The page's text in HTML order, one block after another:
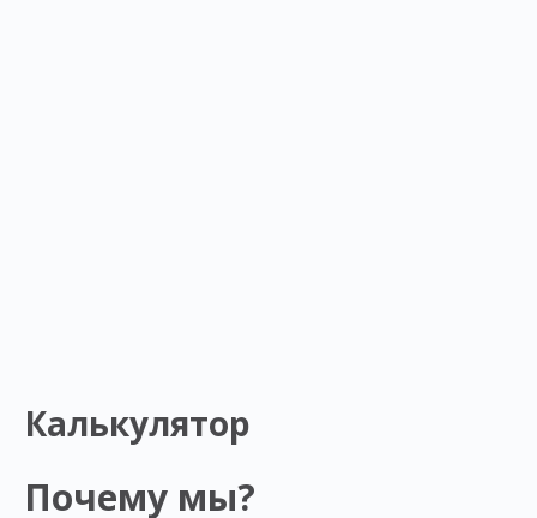
Калькулятор
Почему мы?